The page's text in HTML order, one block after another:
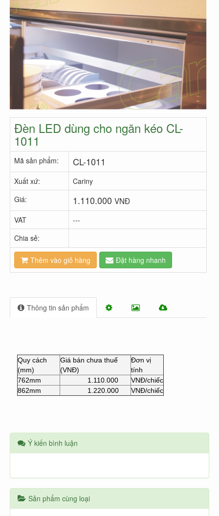
Đèn LED dùng cho ngăn kéo CL-
1011
Mã sản phẩm: CL-1011
Xuất xứ:
Cariny
Giá:
1.110.000 VNĐ
VAT
---
Chia sẻ:
Thêm vào giỏ hàng Đặt hàng nhanh
Thông tin sản phẩm
Quy cách
(mm)
Giá bán chưa thuế
(VNĐ)
Đơn vị
tính
762mm
1.110.000
VNĐ/chiếc
862mm
1.220.000 VNĐ/chiếc
Ý kiến bình luận
Sản phẩm cùng loại